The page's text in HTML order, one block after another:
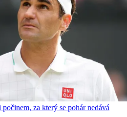
za který se pohár nedává